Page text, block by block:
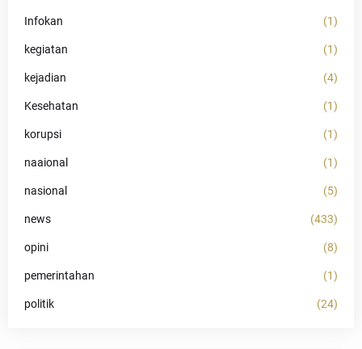
Infokan (1)
kegiatan (1)
kejadian (4)
Kesehatan (1)
korupsi (1)
naaional (1)
nasional (5)
news (433)
opini (8)
pemerintahan (1)
politik (24)